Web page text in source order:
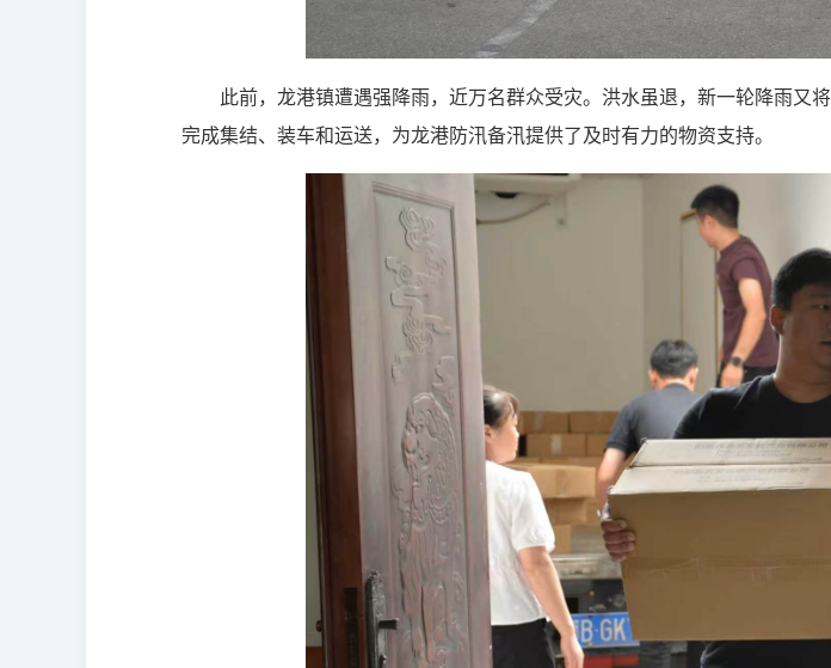
此前，龙港镇遭遇强降雨，近万名群众受灾。洪水虽退，新一轮降雨
完成集结、装车和运送，为龙港防汛备汛提供了及时有力的物资支持。